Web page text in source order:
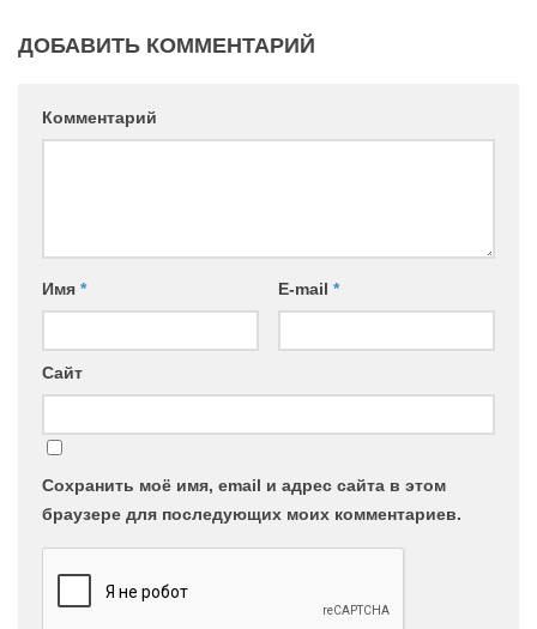
ДОБАВИТЬ КОММЕНТАРИЙ
Комментарий
Имя * E-mail *
Сайт
Сохранить моё имя, email и адрес сайта в этом
браузере для последующих моих комментариев.